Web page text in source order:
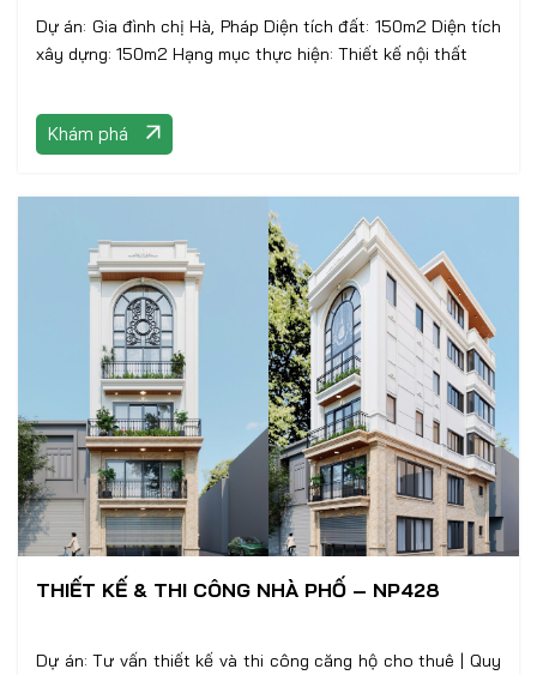
Dự án: Gia đình chị Hà, Pháp Diện tích đất: 150m2 Diện tích
xây dựng: 150m2 Hạng mục thực hiện: Thiết kế nội thất
Khám phá
THIẾT KẾ & THI CÔNG NHÀ PHỐ – NP428
Dự án: Tư vấn thiết kế và thi công căng hộ cho thuê | Quy